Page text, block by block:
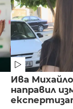
Ива
направил